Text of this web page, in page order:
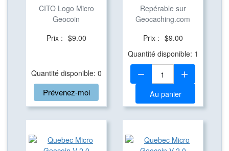
CITO Logo Micro
Geocoin
Prix : $9.00
Quantité disponible: 0
Prévenez-moi
Repérable sur
Geocaching.com
Prix : $9.00
Quantité disponible: 1
Quantité:
Au panier